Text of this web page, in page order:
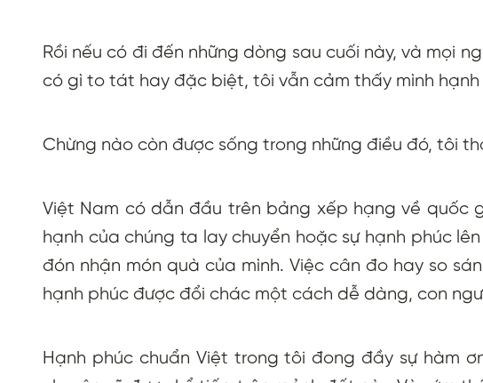
Rồi nếu có đi đến những dòng sau cuối này, và mọi
có gì to tát hay đặc biệt, tôi vẫn cảm thấy mình
Chừng nào còn được sống trong những điều đó, tôi
Việt Nam có dẫn đầu trên bảng xếp hạng về quốc
hạnh của chúng ta lay chuyển hoặc sự hạnh phúc
đón nhận món quà của mình. Việc cân đo hay so
hạnh phúc được đổi chác một cách dễ dàng, con
Hạnh phúc chuẩn Việt trong tôi đong đầy sự hàm